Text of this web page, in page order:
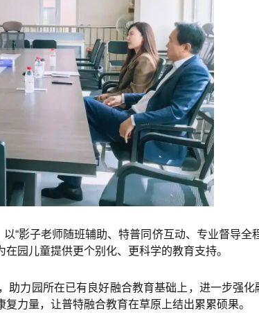
“影子老师随班辅助、特普同侪互动、专业督导全
园儿童提供更个别化、更科学的教育支持。
助力园所在已有良好融合教育基础上，进一步强化
力量，让普特融合教育在草原上结出累累硕果。